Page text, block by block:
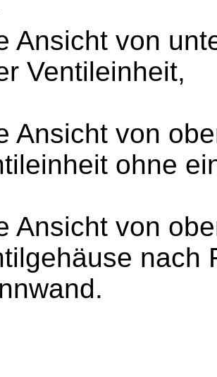
Ansicht von
Ventileinheit,
Ansicht von
ohne
Ansicht von
nach